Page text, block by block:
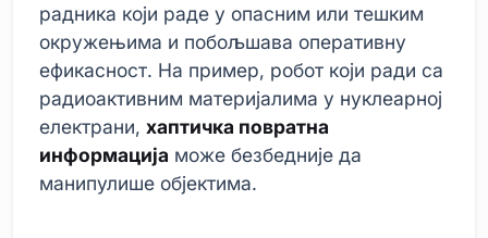
радника који раде у опасним или тешким
окружењима и побољшава оперативну
ефикасност. На пример, робот који ради са
радиоактивним материјалима у нуклеарној
електрани, хаптичка повратна
информација може безбедније да
манипулише објектима.